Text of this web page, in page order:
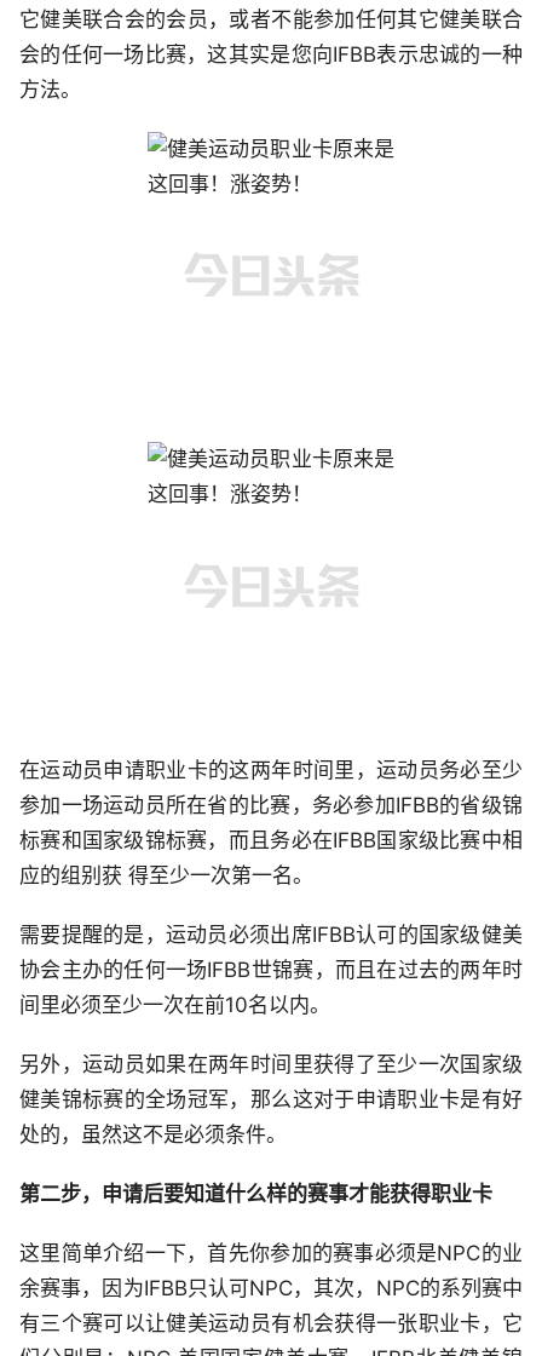
它健美联合会的会员，或者不能参加任何其它健美联合
会的任何一场比赛，这其实是您向IFBB表示忠诚的一种
方法。
在运动员申请职业卡的这两年时间里，运动员务必至少
参加一场运动员所在省的比赛，务必参加IFBB的省级锦
标赛和国家级锦标赛，而且务必在IFBB国家级比赛中相
应的组别获 得至少一次第一名。
需要提醒的是，运动员必须出席IFBB认可的国家级健美
协会主办的任何一场IFBB世锦赛，而且在过去的两年时
间里必须至少一次在前10名以内。
另外，运动员如果在两年时间里获得了至少一次国家级
健美锦标赛的全场冠军，那么这对于申请职业卡是有好
处的，虽然这不是必须条件。
第二步，申请后要知道什么样的赛事才能获得职业卡
这里简单介绍一下，首先你参加的赛事必须是NPC的业
余赛事，因为IFBB只认可NPC，其次，NPC的系列赛中
有三个赛可以让健美运动员有机会获得一张职业卡，它